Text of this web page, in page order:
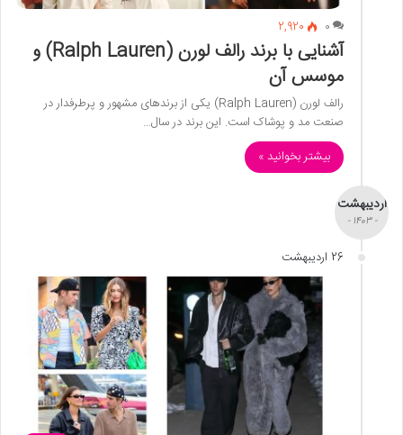
0
2,920
آشنایی با برند رالف لورن (Ralph Lauren) و
موسس آن
رالف لورن (Ralph Lauren) یکی از برندهای مشهور و پرطرفدار در
صنعت مد و پوشاک است. این برند در سال…
بیشتر بخوانید »
اردیبهشت
- 1403 -
26 اردیبهشت